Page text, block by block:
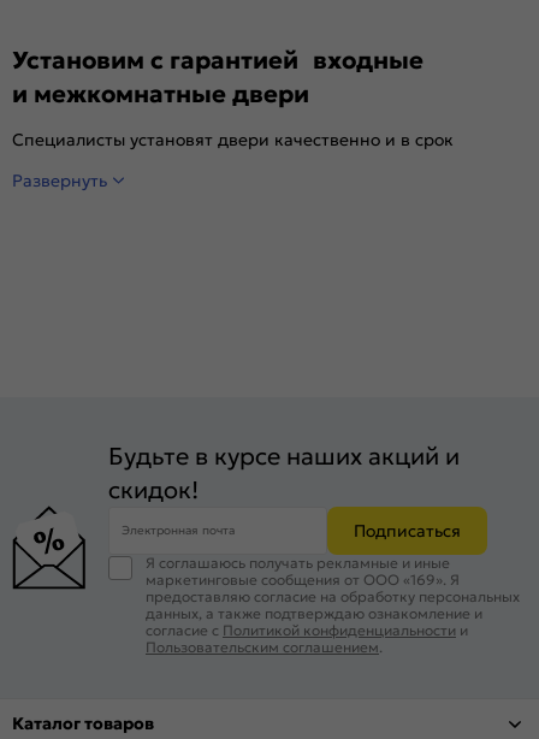
Установим с гарантией входные
и межкомнатные двери
Специалисты установят двери качественно и в срок
Развернуть
Будьте в курсе наших акций и
скидок!
Электронная почта Подписаться
Я соглашаюсь получать рекламные и иные
маркетинговые сообщения от ООО «169». Я
предоставляю согласие на обработку персональных
данных, а также подтверждаю ознакомление и
согласие с Политикой конфиденциальности и
Пользовательским соглашением
Каталог товаров